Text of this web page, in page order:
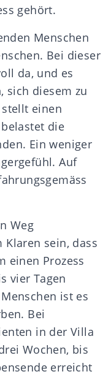
gehört.
Menschen
Bei dieser
da, und es
sich diesem zu
stellt einen
die
Ein weniger
Auf
Weg
sein, dass
einen Prozess
vier Tagen
ist es
Bei
in der Villa
Wochen, bis
erreicht